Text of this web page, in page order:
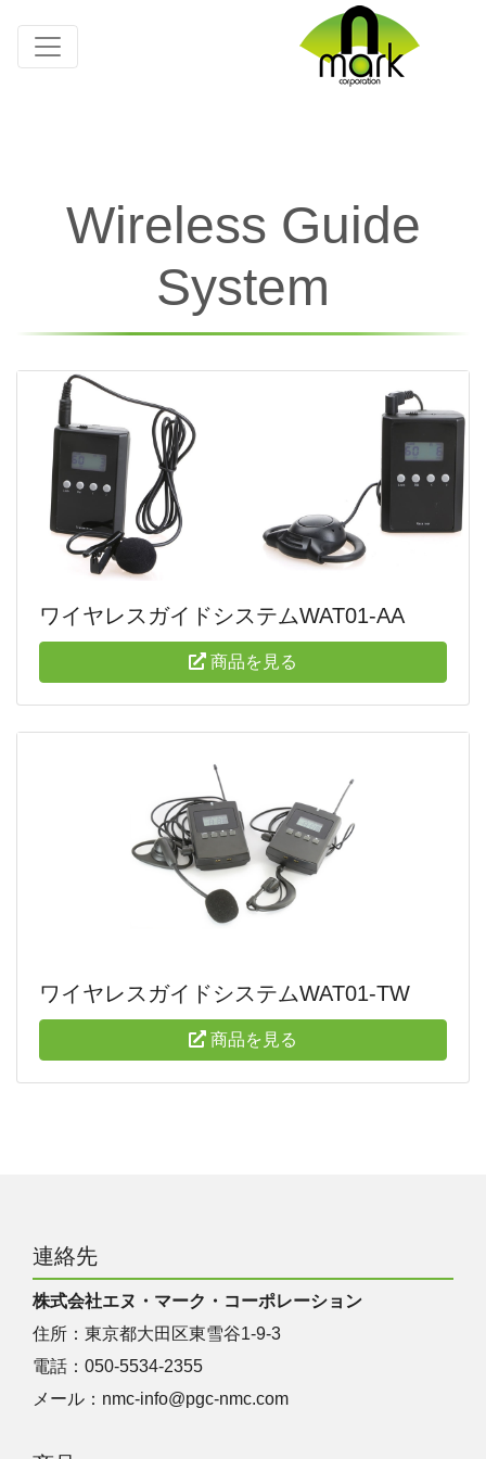
Wireless Guide
System
ワイヤレスガイドシステムWAT01-AA
商品を見る
ワイヤレスガイドシステムWAT01-TW
商品を見る
連絡先
株式会社エヌ・マーク・コーポレーション
住所：東京都大田区東雪谷1‐9‐3
電話：050-5534-2355
メール： nmc-info@pgc-nmc.com